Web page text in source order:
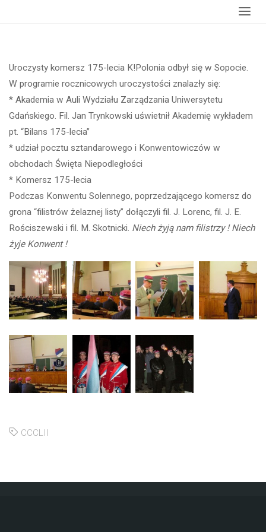
Komersz zimowy 175-lecia K!Polonia
Uroczysty komersz 175-lecia K!Polonia odbył się w Sopocie.
W programie rocznicowych uroczystości znalazły się:
* Akademia w Auli Wydziału Zarządzania Uniwersytetu
Gdańskiego. Fil. Jan Trynkowski uświetnił Akademię wykładem
pt. “Bilans 175-lecia”
* udział pocztu sztandarowego i Konwentowiczów w
obchodach Święta Niepodległości
* Komersz 175-lecia
Podczas Konwentu Solennego, poprzedzającego komersz do
grona “filistrów żelaznej listy” dołączyli fil. J. Lorenc, fil. J. E.
Rościszewski i fil. M. Skotnicki. Niech żyją nam filistrzy ! Niech
żyje Konwent !
CCCLII